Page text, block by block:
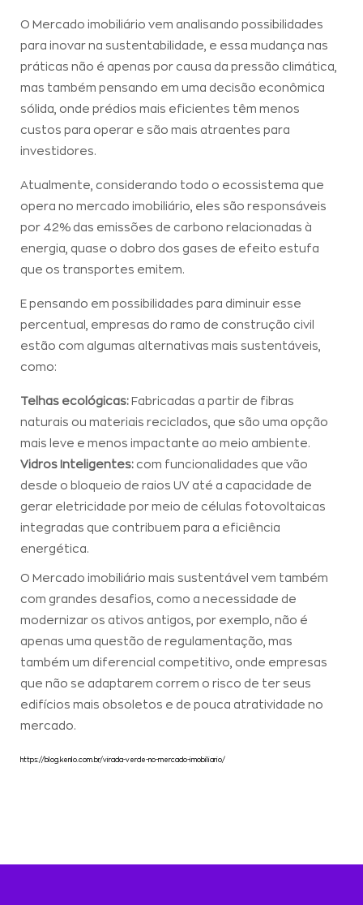
O Mercado imobiliário vem analisando possibilidades
para inovar na sustentabilidade, e essa mudança nas
práticas não é apenas por causa da pressão climática,
mas também pensando em uma decisão econômica
sólida, onde prédios mais eficientes têm menos
custos para operar e são mais atraentes para
investidores.
Atualmente, considerando todo o ecossistema que
opera no mercado imobiliário, eles são responsáveis
por 42% das emissões de carbono relacionadas à
energia, quase o dobro dos gases de efeito estufa
que os transportes emitem.
E pensando em possibilidades para diminuir esse
percentual, empresas do ramo de construção civil
estão com algumas alternativas mais sustentáveis,
como:
Telhas ecológicas: Fabricadas a partir de fibras
naturais ou materiais reciclados, que são uma opção
mais leve e menos impactante ao meio ambiente.
Vidros Inteligentes: com funcionalidades que vão
desde o bloqueio de raios UV até a capacidade de
gerar eletricidade por meio de células fotovoltaicas
integradas que contribuem para a eficiência
energética.
O Mercado imobiliário mais sustentável vem também
com grandes desafios, como a necessidade de
modernizar os ativos antigos, por exemplo, não é
apenas uma questão de regulamentação, mas
também um diferencial competitivo, onde empresas
que não se adaptarem correm o risco de ter seus
edifícios mais obsoletos e de pouca atratividade no
mercado.
https://blog.kenlo.com.br/virada-verde-no-mercado-imobiliario/